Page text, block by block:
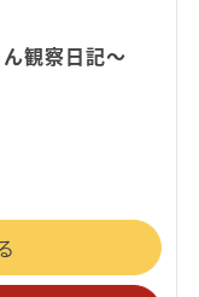
観察日記～